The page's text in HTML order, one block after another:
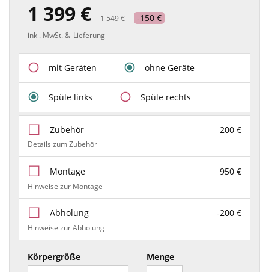
1 399 € 1 549 € -150 €
inkl. MwSt. & Lieferung
mit Geräten ohne Geräte
Spüle links Spüle rechts
Zubehör 200 €
Details zum Zubehör
Montage 950 €
Hinweise zur Montage
Abholung -200 €
Hinweise zur Abholung
Körpergröße Menge